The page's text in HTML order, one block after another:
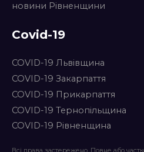
новини Рівненщини
Covid-19
COVID-19 Львівщина
COVID-19 Закарпаття
COVID-19 Прикарпаття
COVID-19 Тернопільщина
COVID-19 Рівненщина